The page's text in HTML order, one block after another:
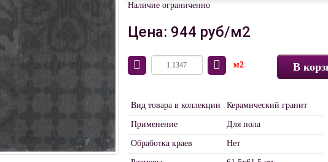
Наличие ограниченно
Цена: 944 руб/м2
м2 В
Вид товара в коллекции Керамический гранит
Применение Для пола
Обработка краев Нет